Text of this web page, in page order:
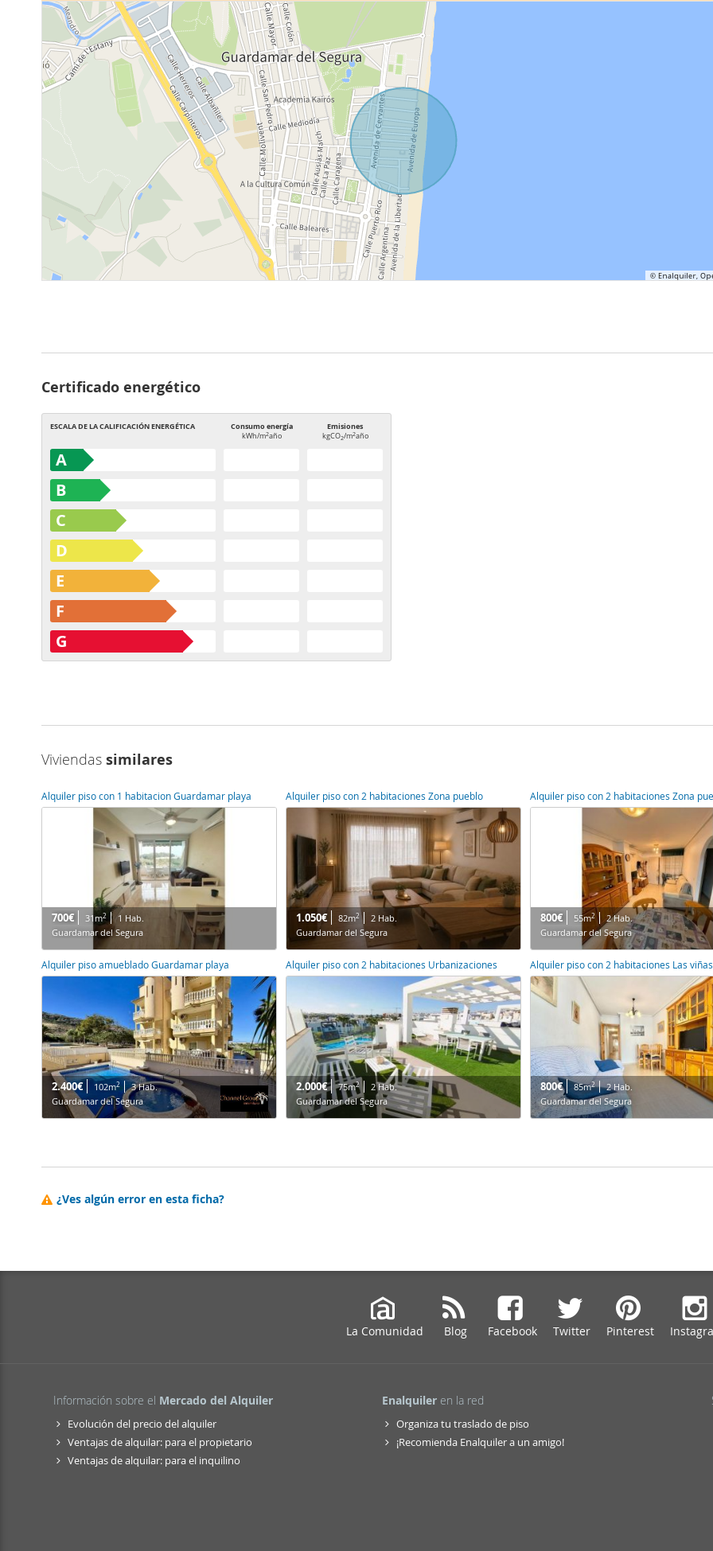
Certificado energético
ESCALA DE LA CALIFICACIÓN ENERGÉTICA Consumo energía
kWh/m2año
Emisiones
kgCO2/m2año
A
B
C
D
E
F
G
Viviendas similares
Alquiler piso con 1 habitacion Guardamar playa
700€ 31m2
1 Hab.
Guardamar del Segura
Alquiler piso con 2 habitaciones Zona pueblo
1.050€ 82m2
2 Hab.
Guardamar del Segura
Alquiler piso con 2 habitaciones Zona
800€ 55m2
2 Hab.
Guardamar del Segura
Alquiler piso amueblado Guardamar playa
2.400€ 102m2
3 Hab.
Guardamar del Segura
Alquiler piso con 2 habitaciones Urbanizaciones
2.000€ 75m2
2 Hab.
Guardamar del Segura
Alquiler piso con 2 habitaciones Las viñas
800€ 85m2
2 Hab.
Guardamar del Segura
¿Ves algún error en esta ficha?
La Comunidad Blog Facebook Twitter Pinterest
Información sobre el Mercado del Alquiler
Evolución del precio del alquiler
Ventajas de alquilar: para el propietario
Ventajas de alquilar: para el inquilino
Enalquiler en la red
Organiza tu traslado de piso
¡Recomienda Enalquiler a un amigo!